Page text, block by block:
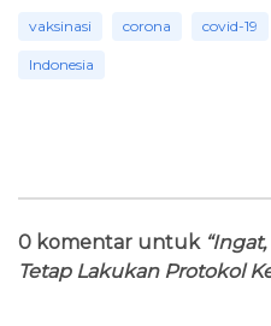
vaksinasi corona covid-19
Indonesia
0 komentar untuk
Tetap Lakukan Protokol